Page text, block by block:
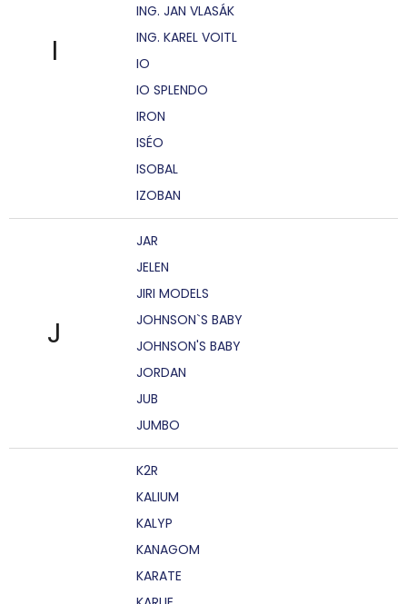
I
ING. JAN VLASÁK
ING. KAREL VOITL
IO
IO SPLENDO
IRON
ISÉO
ISOBAL
IZOBAN
J
JAR
JELEN
JIRI MODELS
JOHNSON`S BABY
JOHNSON'S BABY
JORDAN
JUB
JUMBO
K2R
KALIUM
KALYP
KANAGOM
KARATE